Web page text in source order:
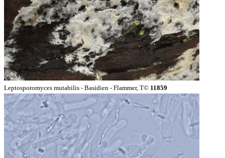
Leptosporomyces mutabilis - Basidien - Flammer, T© 11859